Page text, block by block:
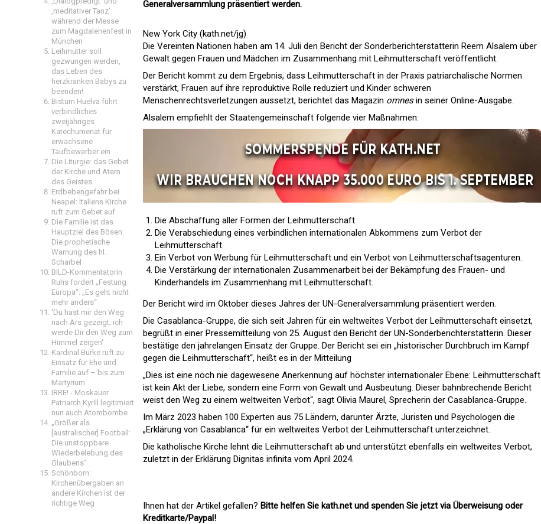
‚meditativer Tanz’
während der Messe
zum Magdalenenfest in
München
Leihmutter soll
gezwungen werden,
das Leben des
herzkranken Babys zu
beenden!
Bistum Huelva führt
verbindliches
zweijähriges
Katechumenat für
erwachsene
Taufbewerber ein
Die Liturgie: das Gebet
der Kirche und Atem
des Geistes
Erdbebengefahr bei
Neapel: Italiens Kirche
ruft zum Gebet auf
Die Familie ist das
Hauptziel des Bösen:
Die prophetische
Warnung des hl.
Scharbel
BILD-Kommentatorin
Ruhs fordert „Festung
Europa“: „Es geht nicht
mehr anders“
'Du hast mir den Weg
nach Ars gezeigt; ich
werde Dir den Weg zum
Himmel zeigen'
Kardinal Burke ruft zu
Einsatz für Ehe und
Familie auf – bis zum
Martyrium
IRRE! - Moskauer
Patriarch Kyrill legitimiert
nun auch Atombombe
„Größer als
[australischer] Football:
Die unstoppbare
Wiederbelebung des
Glaubens“
Schönborn:
Kirchenübergaben an
andere Kirchen ist der
richtige Weg
Generalversammlung präsentiert werden.
New York City (kath.net/jg)
Die Vereinten Nationen haben am 14. Juli den Bericht der Sonderberichterstatterin Reem Alsalem über
Gewalt gegen Frauen und Mädchen im Zusammenhang mit Leihmutterschaft veröffentlicht.
Der Bericht kommt zu dem Ergebnis, dass Leihmutterschaft in der Praxis patriarchalische Normen
verstärkt, Frauen auf ihre reproduktive Rolle reduziert und Kinder schweren
Menschenrechtsverletzungen aussetzt, berichtet das Magazin omnesin seiner Online-Ausgabe.
Alsalem empfiehlt der Staatengemeinschaft folgende vier Maßnahmen:
Die Abschaffung aller Formen der Leihmutterschaft
Die Verabschiedung eines verbindlichen internationalen Abkommens zum Verbot der
Leihmutterschaft
Ein Verbot von Werbung für Leihmutterschaft und ein Verbot von Leihmutterschaftsagenturen.
Die Verstärkung der internationalen Zusammenarbeit bei der Bekämpfung des Frauen- und
Kinderhandels im Zusammenhang mit Leihmutterschaft.
Der Bericht wird im Oktober dieses Jahres der UN-Generalversammlung präsentiert werden.
Die Casablanca-Gruppe, die sich seit Jahren für ein weltweites Verbot der Leihmutterschaft einsetzt,
begrüßt in einer Pressemitteilung von 25. August den Bericht der UN-Sonderberichterstatterin. Dieser
bestätige den jahrelangen Einsatz der Gruppe. Der Bericht sei ein „historischer Durchbruch im Kampf
gegen die Leihmutterschaft“, heißt es in der Mitteilung
„Dies ist eine noch nie dagewesene Anerkennung auf höchster internationaler Ebene: Leihmutterschaft
ist kein Akt der Liebe, sondern eine Form von Gewalt und Ausbeutung. Dieser bahnbrechende Bericht
weist den Weg zu einem weltweiten Verbot“, sagt Olivia Maurel, Sprecherin der Casablanca-Gruppe.
Im März 2023 haben 100 Experten aus 75 Ländern, darunter Ärzte, Juristen und Psychologen die
„Erklärung von Casablanca“ für ein weltweites Verbot der Leihmutterschaft unterzeichnet.
Die katholische Kirche lehnt die Leihmutterschaft ab und unterstützt ebenfalls ein weltweites Verbot,
zuletzt in der Erklärung Dignitas infinita vom April 2024.
Ihnen hat der Artikel gefallen? Bitte helfen Sie kath.net und spenden Sie jetzt via Überweisung oder
Kreditkarte/Paypal!